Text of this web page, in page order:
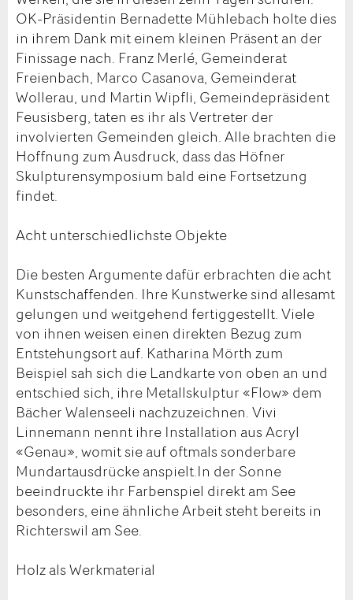
OK-Präsidentin Bernadette Mühlebach holte dies
in ihrem Dank mit einem kleinen Präsent an der
Finissage nach. Franz Merlé, Gemeinderat
Freienbach, Marco Casanova, Gemeinderat
Wollerau, und Martin Wipfli, Gemeindepräsident
Feusisberg, taten es ihr als Vertreter der
involvierten Gemeinden gleich. Alle brachten die
Hoffnung zum Ausdruck, dass das Höfner
Skulpturensymposium bald eine Fortsetzung
findet.
Acht unterschiedlichste Objekte
Die besten Argumente dafür erbrachten die acht
Kunstschaffenden. Ihre Kunstwerke sind allesamt
gelungen und weitgehend fertiggestellt. Viele
von ihnen weisen einen direkten Bezug zum
Entstehungsort auf. Katharina Mörth zum
Beispiel sah sich die Landkarte von oben an und
entschied sich, ihre Metallskulptur «Flow» dem
Bächer Walenseeli nachzuzeichnen. Vivi
Linnemann nennt ihre Installation aus Acryl
«Genau», womit sie auf oftmals sonderbare
Mundartausdrücke anspielt.In der Sonne
beeindruckte ihr Farbenspiel direkt am See
besonders, eine ähnliche Arbeit steht bereits in
Richterswil am See.
Holz als Werkmaterial